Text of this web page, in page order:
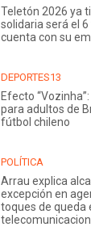
Teletón 2026 ya
solidaria será el
cuenta con su
DEPORTES13
Efecto
para adultos de
fútbol chileno
POLÍTICA
Arrau explica
excepción en
toques de queda